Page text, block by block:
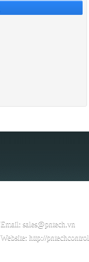
Email: sales@pntech.vn
Website: http://